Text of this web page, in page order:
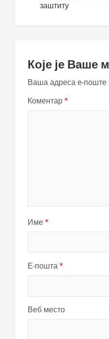
заштиту
Које је
Ваша адреса е-поште
Коментар *
Име *
Е-пошта *
Веб место